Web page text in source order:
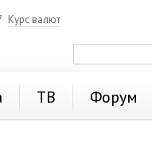
Курс валют
ТВ Форум